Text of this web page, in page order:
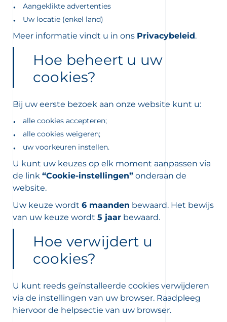
Aangeklikte advertenties
Uw locatie (enkel land)
Meer informatie vindt u in ons Privacybeleid.
Hoe beheert u uw
cookies?
Bij uw eerste bezoek aan onze website kunt u:
alle cookies accepteren;
alle cookies weigeren;
uw voorkeuren instellen.
U kunt uw keuzes op elk moment aanpassen via
de link “Cookie-instellingen” onderaan de
website.
Uw keuze wordt 6 maanden bewaard. Het bewijs
van uw keuze wordt 5 jaar bewaard.
Hoe verwijdert u
cookies?
U kunt reeds geïnstalleerde cookies verwijderen
via de instellingen van uw browser. Raadpleeg
hiervoor de helpsectie van uw browser.